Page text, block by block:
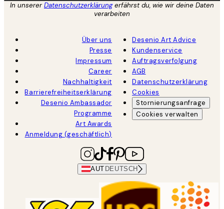
In unsererDatenschutzerklärungerfährst du, wie wir deine Daten
verarbeiten
Über uns
Presse
Impressum
Career
Nachhaltigkeit
Barrierefreiheitserklärung
Desenio Ambassador
Programme
Art Awards
Anmeldung (geschäftlich)
Desenio Art Advice
Kundenservice
Auftragsverfolgung
AGB
Datenschutzerklärung
Cookies
Stornierungsanfrage
Cookies verwalten
AUT DEUTSCH